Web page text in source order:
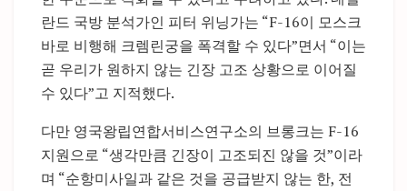
란드 국방 분석가인 피터 위닝가는 “F-16이 모스크
바로 비행해 크렘린궁을 폭격할 수 있다”면서 “이는
곧 우리가 원하지 않는 긴장 고조 상황으로 이어질
수 있다”고 지적했다.
다만 영국왕립연합서비스연구소의 브롱크는 F-16
지원으로 “생각만큼 긴장이 고조되진 않을 것”이라
며 “순항미사일과 같은 것을 공급받지 않는 한, 전